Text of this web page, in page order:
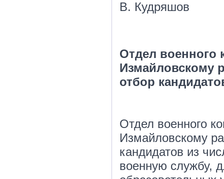
В. Кудряшов
Отдел военного
Измайловскому
отбор
Отдел военного
Измайловскому
кандидатов из
военную службу,